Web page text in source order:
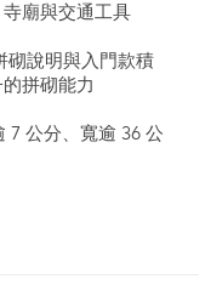
寺廟與交通工具
砌說明與入門款積
拼砌能力
7 公分、寬逾 36 公